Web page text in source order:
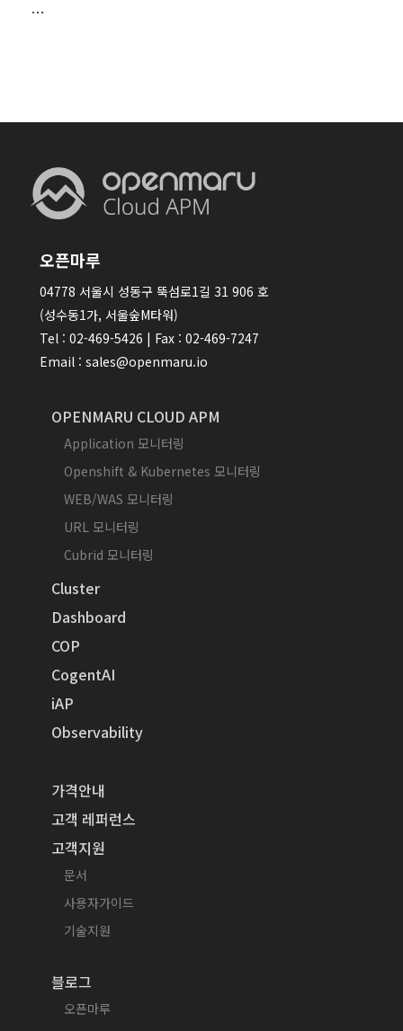
…
오픈마루
04778 서울시 성동구 뚝섬로1길 31 906 호
(성수동1가, 서울숲M타워)
Tel : 02-469-5426 | Fax : 02-469-7247
Email : sales@openmaru.io
OPENMARU CLOUD APM
Application 모니터링
Openshift & Kubernetes 모니터링
WEB/WAS 모니터링
URL 모니터링
Cubrid 모니터링
Cluster
Dashboard
COP
CogentAI
iAP
Observability
가격안내
고객 레퍼런스
고객지원
문서
사용자가이드
기술지원
블로그
오픈마루